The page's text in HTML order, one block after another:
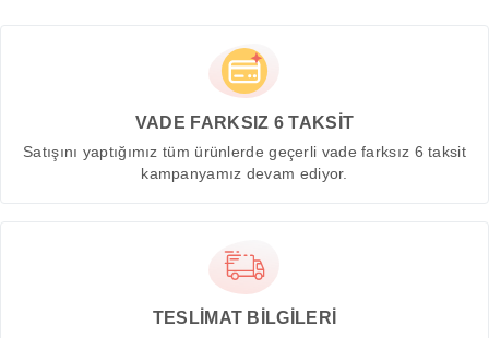
VADE FARKSIZ 6 TAKSİT
Satışını yaptığımız tüm ürünlerde geçerli vade farksız 6 taksit
kampanyamız devam ediyor.
TESLİMAT BİLGİLERİ